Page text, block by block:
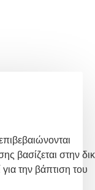
βασίζεται στην
την βάπτιση του